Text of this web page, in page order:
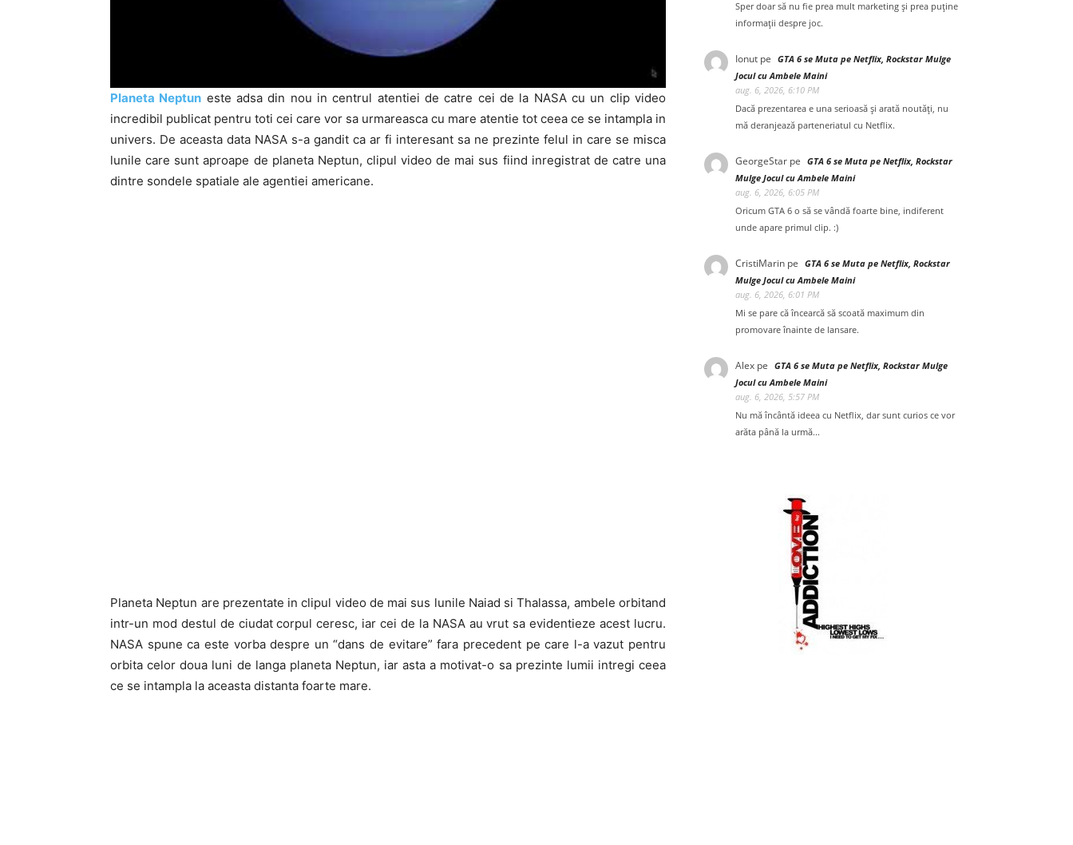
Planeta Neptun este adsa din nou in centrul atentiei de catre cei de la NASA cu un clip video
incredibil publicat pentru toti cei care vor sa urmareasca cu mare atentie tot ceea ce se intampla in
univers. De aceasta data NASA s-a gandit ca ar fi interesant sa ne prezinte felul in care se misca
lunile care sunt aproape de planeta Neptun, clipul video de mai sus fiind inregistrat de catre una
dintre sondele spatiale ale agentiei americane.
Planeta Neptun are prezentate in clipul video de mai sus lunile Naiad si Thalassa, ambele orbitand
intr-un mod destul de ciudat corpul ceresc, iar cei de la NASA au vrut sa evidentieze acest lucru.
NASA spune ca este vorba despre un “dans de evitare” fara precedent pe care l-a vazut pentru
orbita celor doua luni de langa planeta Neptun, iar asta a motivat-o sa prezinte lumii intregi ceea
ce se intampla la aceasta distanta foarte mare.
Sper doar să nu fie prea mult marketing și prea puține
informații despre joc.
Ionut pe GTA 6 se Muta pe Netflix, Rockstar Mulge
Jocul cu Ambele Maini
aug. 6, 2026, 6:10 PM
Dacă prezentarea e una serioasă și arată noutăți, nu
mă deranjează parteneriatul cu Netflix.
GeorgeStar pe GTA 6 se Muta pe Netflix, Rockstar
Mulge Jocul cu Ambele Maini
aug. 6, 2026, 6:05 PM
Oricum GTA 6 o să se vândă foarte bine, indiferent
unde apare primul clip. :)
CristiMarin pe GTA 6 se Muta pe Netflix, Rockstar
Mulge Jocul cu Ambele Maini
aug. 6, 2026, 6:01 PM
Mi se pare că încearcă să scoată maximum din
promovare înainte de lansare.
Alex pe GTA 6 se Muta pe Netflix, Rockstar Mulge
Jocul cu Ambele Maini
aug. 6, 2026, 5:57 PM
Nu mă încântă ideea cu Netflix, dar sunt curios ce vor
arăta până la urmă...